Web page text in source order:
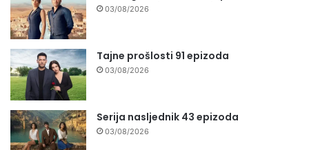
03/08/2026
Tajne prošlosti 91 epizoda
03/08/2026
Serija nasljednik 43 epizoda
03/08/2026